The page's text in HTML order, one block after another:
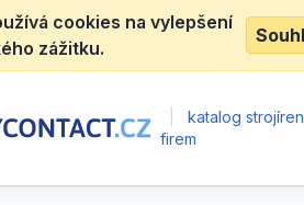
cookies na vylepšení
zážitku.
katalog
firem